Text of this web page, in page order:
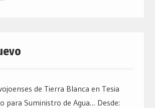
de Tierra Blanca en Tesia
para Suministro de Agua… Desde: